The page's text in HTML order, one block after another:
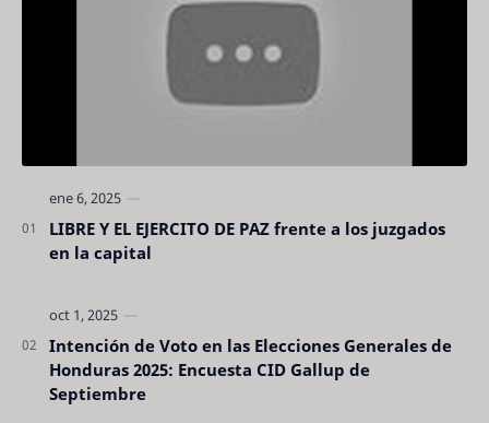
LIBRE Y EL EJERCITO DE PAZ frente a los juzgados
en la capital
Intención de Voto en las Elecciones Generales de
Honduras 2025: Encuesta CID Gallup de
Septiembre